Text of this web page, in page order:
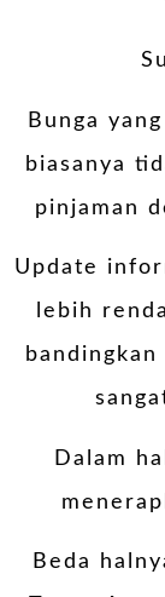
Bunga
biasanya
pinjaman
Update
lebih
Dalam
Beda